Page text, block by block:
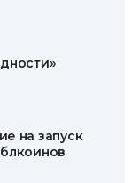
на запуск